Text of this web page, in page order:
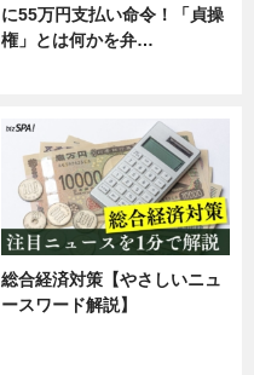
に55万円支払い命令！「貞操
権」とは何かを弁…
総合経済対策【やさしいニュ
ースワード解説】